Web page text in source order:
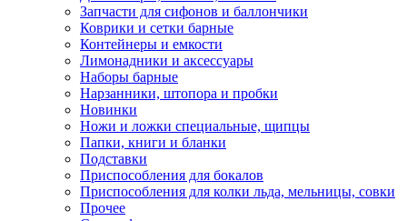
Запчасти для сифонов и баллончики
Коврики и сетки барные
Контейнеры и емкости
Лимонадники и аксессуары
Наборы барные
Нарзанники, штопора и пробки
Новинки
Ножи и ложки специальные, щипцы
Папки, книги и бланки
Подставки
Приспособления для бокалов
Приспособления для колки льда, мельницы, совки
Прочее